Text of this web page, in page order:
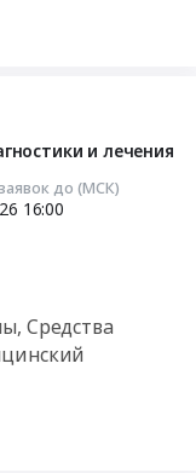
и лечения
до (МСК)
16:00
Средства